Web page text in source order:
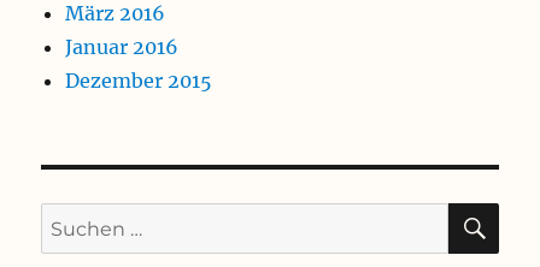
März 2016
Januar 2016
Dezember 2015
Suchen
nach: